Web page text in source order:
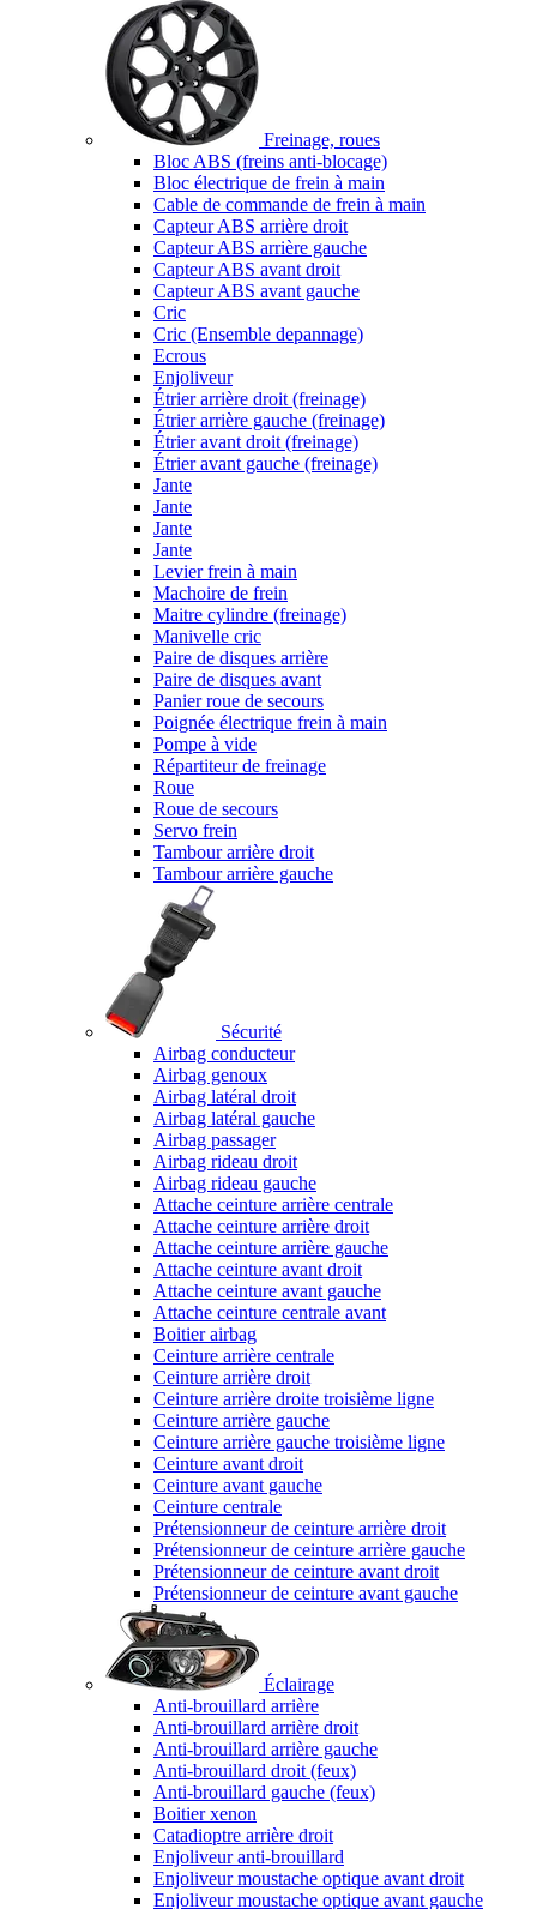
Freinage, roues
Bloc ABS (freins anti-blocage)
Bloc électrique de frein à main
Cable de commande de frein à main
Capteur ABS arrière droit
Capteur ABS arrière gauche
Capteur ABS avant droit
Capteur ABS avant gauche
Cric
Cric (Ensemble depannage)
Ecrous
Enjoliveur
Étrier arrière droit (freinage)
Étrier arrière gauche (freinage)
Étrier avant droit (freinage)
Étrier avant gauche (freinage)
Jante
Jante
Jante
Jante
Levier frein à main
Machoire de frein
Maitre cylindre (freinage)
Manivelle cric
Paire de disques arrière
Paire de disques avant
Panier roue de secours
Poignée électrique frein à main
Pompe à vide
Répartiteur de freinage
Roue
Roue de secours
Servo frein
Tambour arrière droit
Tambour arrière gauche
Sécurité
Airbag conducteur
Airbag genoux
Airbag latéral droit
Airbag latéral gauche
Airbag passager
Airbag rideau droit
Airbag rideau gauche
Attache ceinture arrière centrale
Attache ceinture arrière droit
Attache ceinture arrière gauche
Attache ceinture avant droit
Attache ceinture avant gauche
Attache ceinture centrale avant
Boitier airbag
Ceinture arrière centrale
Ceinture arrière droit
Ceinture arrière droite troisième ligne
Ceinture arrière gauche
Ceinture arrière gauche troisième ligne
Ceinture avant droit
Ceinture avant gauche
Ceinture centrale
Prétensionneur de ceinture arrière droit
Prétensionneur de ceinture arrière gauche
Prétensionneur de ceinture avant droit
Prétensionneur de ceinture avant gauche
Éclairage
Anti-brouillard arrière
Anti-brouillard arrière droit
Anti-brouillard arrière gauche
Anti-brouillard droit (feux)
Anti-brouillard gauche (feux)
Boitier xenon
Catadioptre arrière droit
Enjoliveur anti-brouillard
Enjoliveur moustache optique avant droit
Enjoliveur moustache optique avant gauche